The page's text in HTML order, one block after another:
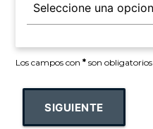
Los campos con* son obligatorios
SIGUIENTE